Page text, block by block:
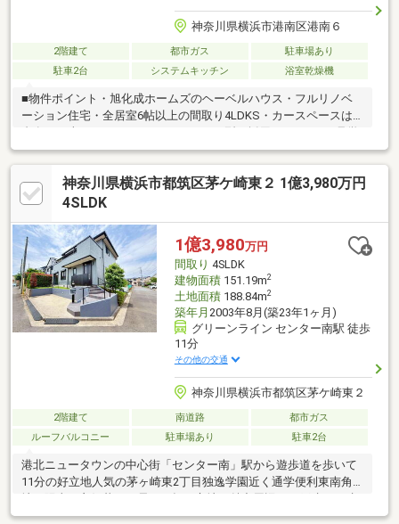
神奈川県横浜市港南区港南６
2階建て 都市ガス
駐車場あり
駐車2台
システムキッチン 浴室乾燥機
■物件ポイント・旭化成ホームズのヘーベルハウス・フルリノベ
ーション住宅・全居室6帖以上の間取り4LDKS・カースペースは2
可能です♪お急ぎのご見学は、お電話からご予約いただくとスムー
ズです。内覧予約は【0120-327512】からご連絡ください。■ライ
フプランニング無料FP相談会実施中！資金計画表を基に無理のな
い住宅ローンのアドバイスをいたします。また、お客様に合う銀
神奈川県横浜市都筑区茅ケ崎東２ 1億3,980万円
4SLDK
1億3,980万円
間取り 4SLDK
建物面積151.19m2
土地面積188.84m2
築年月 2003年8月(築23年1ヶ月)
グリーンライン センター南駅 徒歩
11分
その他の交通
神奈川県横浜市都筑区茅ケ崎東２
2階建て 南道路
都市ガス
ルーフバルコニー
駐車場あり 駐車2台
港北ニュータウンの中心街「センター南」駅から遊歩道を歩いて
11分の好立地人気の茅ヶ崎東2丁目独逸学園近く通学便利東南角
地で陽当り良好暮らし易い平坦な立地も魅力周辺は一戸建てが建
ち並ぶ閑静な住宅地敷地広々188.84㎡（57.12坪）車庫2台付き、